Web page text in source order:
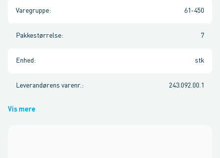
Varegruppe: 61-450
Pakkestørrelse: 7
Enhed : stk
Leverandørens varenr. : 243.092.00.1
Vis mere